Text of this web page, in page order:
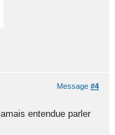
Message #4
entendue parler